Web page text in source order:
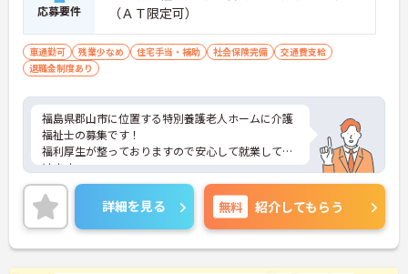
応募要件
（ＡＴ限定可）
車通勤可 残業少なめ 住宅手当・補助 社会保険完備
交通費支給
退職金制度あり
福島県郡山市に位置する特別養護老人ホームに介護
福祉士の募集です！
福利厚生が整っておりますので安心して就業して頂
けます。
マイカー通勤OKなので、通勤も楽々です♪
ご興味のある方はお気軽にお問い合わせ下さい。
詳細を見る 無料 紹介してもらう